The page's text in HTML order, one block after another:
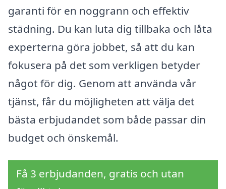
garanti för en noggrann och effektiv
städning. Du kan luta dig tillbaka och låta
experterna göra jobbet, så att du kan
fokusera på det som verkligen betyder
något för dig. Genom att använda vår
tjänst, får du möjligheten att välja det
bästa erbjudandet som både passar din
budget och önskemål.
Få 3 erbjudanden, gratis och utan